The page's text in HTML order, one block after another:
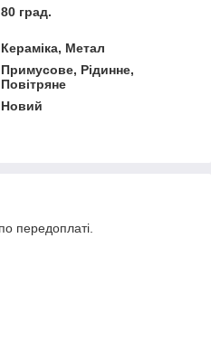
80 град.
Кераміка, Метал
Примусове, Рідинне,
Повітряне
Новий
передоплаті.